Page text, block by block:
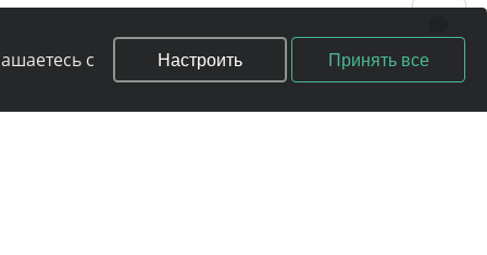
с
Настроить Принять все